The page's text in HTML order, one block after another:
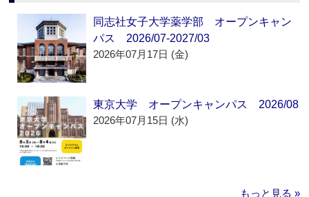
同志社女子大学薬学部 オープンキャン
パス 2026/07-2027/03
2026年07月17日 (金)
東京大学 オープンキャンパス 2026/08
2026年07月15日 (水)
もっと見る »